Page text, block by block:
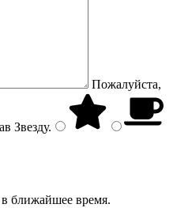
Пожалуйста,
Звезду.
ближайшее время.